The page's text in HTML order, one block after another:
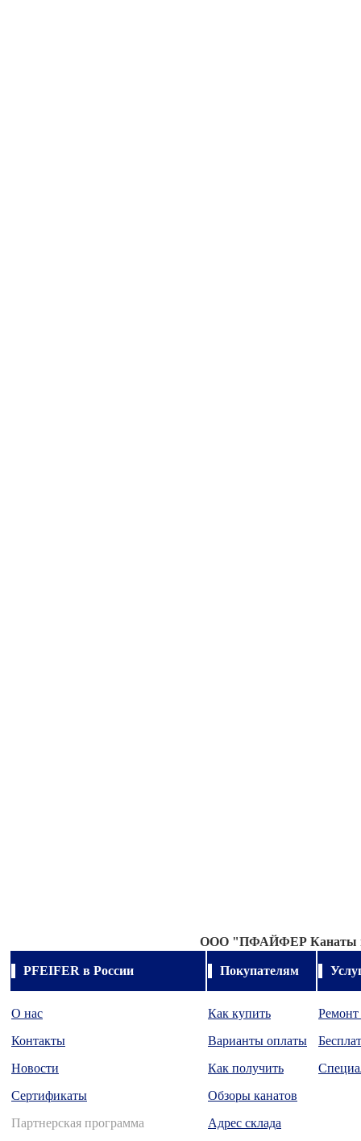
OOO "ПФАЙФЕР Канаты и
PFEIFER в России Покупателям
О нас
Контакты
Новости
Сертификаты
Партнерская программа
Как купить
Варианты оплаты
Как получить
Обзоры канатов
Адрес склада
Ремонт